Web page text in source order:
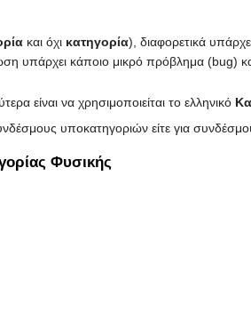
και όχι κατηγορία), διαφορετικά
υπάρχει κάποιο μικρό πρόβλημα (bug)
είναι να χρησιμοποιείται το ελληνικό
υποκατηγοριών είτε για
Φυσικής